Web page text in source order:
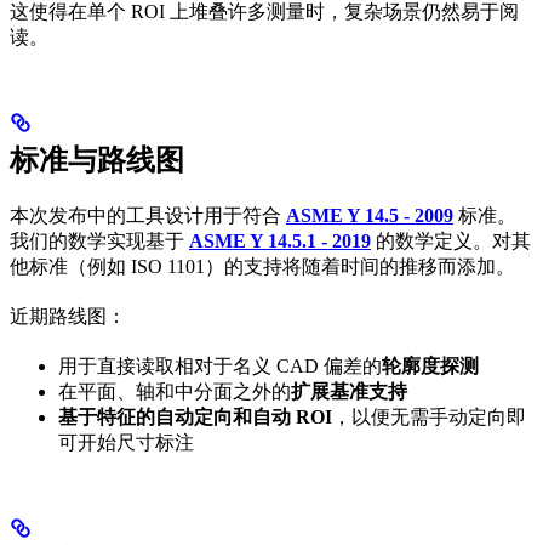
这使得在单个 ROI 上堆叠许多测量时，复杂场景仍然易于阅
读。
标准与路线图
本次发布中的工具设计用于符合 ASME Y 14.5 - 2009 标准。
我们的数学实现基于 ASME Y 14.5.1 - 2019 的数学定义。对其
他标准（例如 ISO 1101）的支持将随着时间的推移而添加。
近期路线图：
用于直接读取相对于名义 CAD 偏差的轮廓度探测
在平面、轴和中分面之外的扩展基准支持
基于特征的自动定向和自动 ROI ，以便无需手动定向即
可开始尺寸标注